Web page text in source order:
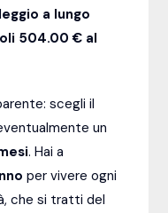
a lungo
504.00 € al
scegli il
un
. Hai a
per vivere ogni
che si tratti del